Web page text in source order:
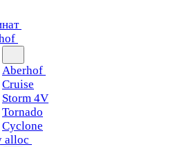
Aberhof
Cruise
Storm 4V
Tornado
Сyclone
alloc